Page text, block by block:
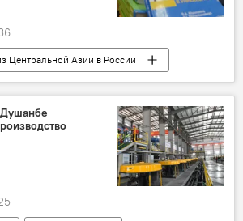
Центральной Азии в России
Владимир Путин